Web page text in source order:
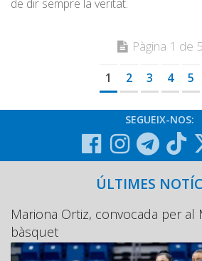
de dir sempre la veritat.
Pàgina 1 de 5
1 2 3 4 5
SEGUEIX-NOS:
ÚLTIMES
Mariona Ortiz, convocada per al
bàsquet